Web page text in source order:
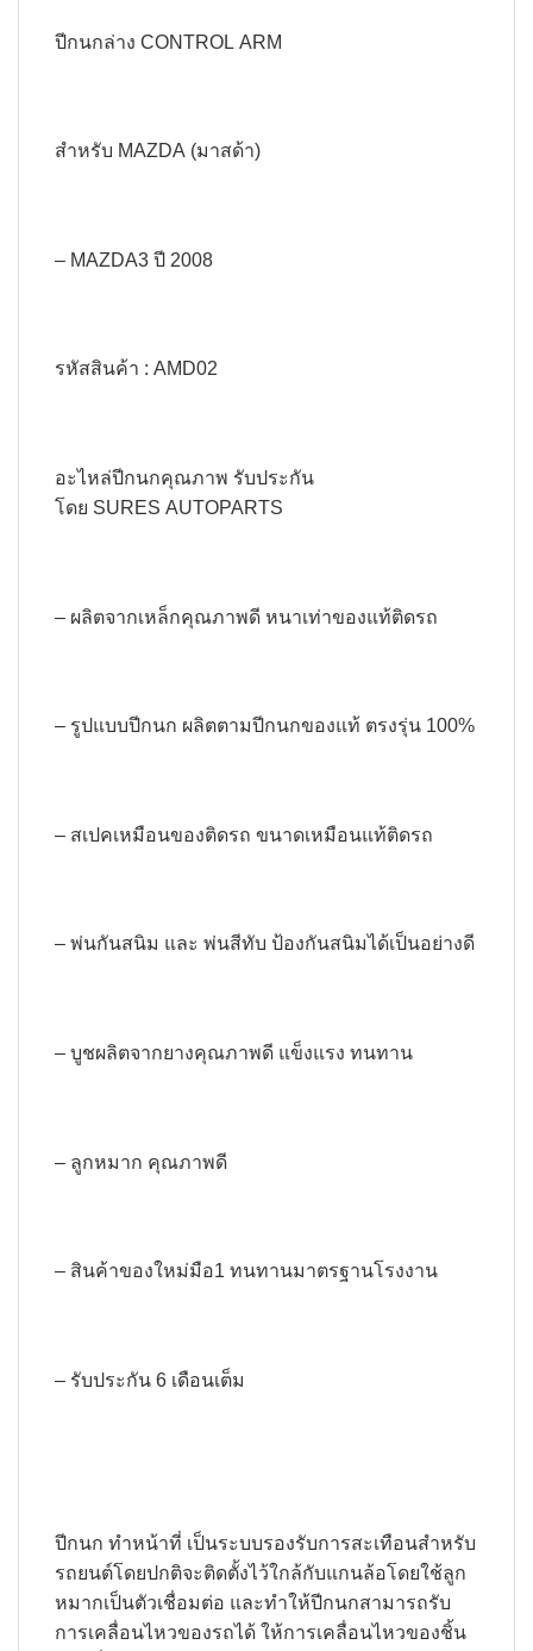
ปีกนกล่าง CONTROL ARM
สำหรับ MAZDA (มาสด้า)
– MAZDA3 ปี 2008
รหัสสินค้า : AMD02
อะไหล่ปีกนกคุณภาพ รับประกัน
โดย SURES AUTOPARTS
– ผลิตจากเหล็กคุณภาพดี หนาเท่าของแท้ติดรถ
– รูปแบบปีกนก ผลิตตามปีกนกของแท้ ตรงรุ่น 100%
– สเปคเหมือนของติดรถ ขนาดเหมือนแท้ติดรถ
– พ่นกันสนิม และ พ่นสีทับ ป้องกันสนิมได้เป็นอย่างดี
– บูชผลิตจากยางคุณภาพดี แข็งแรง ทนทาน
– ลูกหมาก คุณภาพดี
– สินค้าของใหม่มือ1 ทนทานมาตรฐานโรงงาน
– รับประกัน 6 เดือนเต็ม
ปีกนก ทำหน้าที่ เป็นระบบรองรับการสะเทือนสำหรับ
รถยนต์โดยปกติจะติดตั้งไว้ใกล้กับแกนล้อโดยใช้ลูก
หมากเป็นตัวเชื่อมต่อ และทำให้ปีกนกสามารถรับ
การเคลื่อนไหวของรถได้ ให้การเคลื่อนไหวของชิ้น